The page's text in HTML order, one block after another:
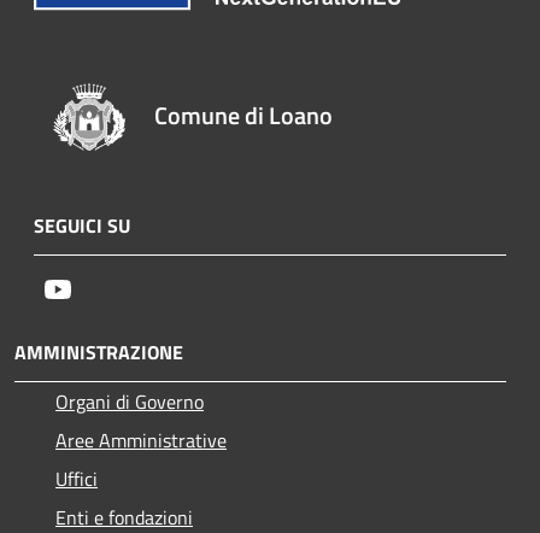
Comune di Loano
SEGUICI SU
AMMINISTRAZIONE
Organi di Governo
Aree Amministrative
Uffici
Enti e fondazioni